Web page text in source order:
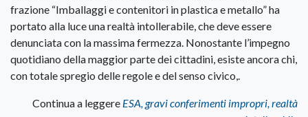
frazione “Imballaggi e contenitori in plastica e metallo” ha
portato alla luce una realtà intollerabile, che deve essere
denunciata con la massima fermezza. Nonostante l’impegno
quotidiano della maggior parte dei cittadini, esiste ancora chi,
con totale spregio delle regole e del senso civico,.
Continua a leggere ESA, gravi conferimenti impropri, realtà